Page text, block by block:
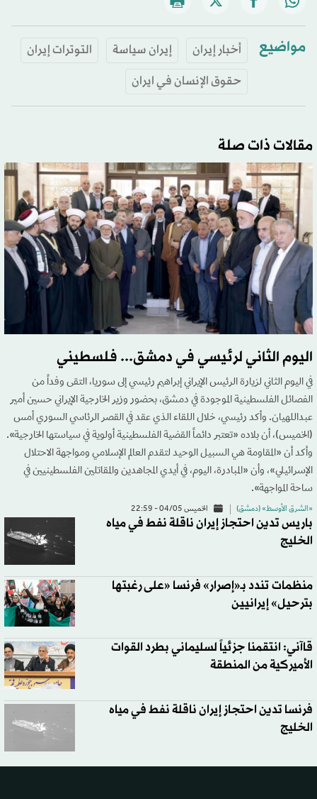
مواضيع أخبار إيران إيران سياسة
التوترات إيران
حقوق الإنسان في ايران
مقالات ذات صلة
اليوم الثاني لرئيسي في دمشق... فلسطيني
في اليوم الثاني لزيارة الرئيس الإيراني إبراهيم رئيسي إلى سوريا، التقى وفداً من
الفصائل الفلسطينية الموجودة في دمشق، بحضور وزير الخارجية الإيراني حسين أمير
عبداللهيان. وأكد رئيسي، خلال اللقاء الذي عقد في القصر الرئاسي السوري أمس
(الخميس)، أن بلاده «تعتبر دائماً القضية الفلسطينية أولوية في سياستها الخارجية».
وأكد أن «المقاومة هي السبيل الوحيد لتقدم العالم الإسلامي ومواجهة الاحتلال
الإسرائيلي»، وأن «المبادرة، اليوم، في أيدي المجاهدين والمقاتلين الفلسطينيين في
ساحة المواجهة».
«الشرق الأوسط» (دمشق) الخميس 04/05 - 22:59
باريس تدين احتجاز إيران ناقلة نفط في مياه
الخليج
منظمات تندد بـ«إصرار» فرنسا «على رغبتها
بترحيل» إيرانيين
قاآني: انتقمنا جزئياً لسليماني بطرد القوات
الأميركية من المنطقة
فرنسا تدين احتجاز إيران ناقلة نفط في مياه
الخليج